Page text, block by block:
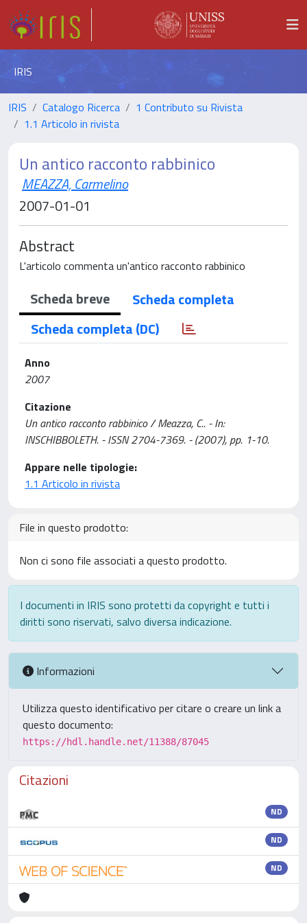
IRIS
IRIS Catalogo Ricerca
1 Contributo su Rivista
1.1 Articolo in rivista
Un antico racconto rabbinico
MEAZZA, Carmelino
2007-01-01
Abstract
L'articolo commenta un'antico racconto rabbinico
Scheda breve
Scheda completa
Scheda completa (DC)
Anno
2007
Citazione
Un antico racconto rabbinico / Meazza, C.. - In:
INSCHIBBOLETH. - ISSN 2704-7369. - (2007), pp. 1-10.
Appare nelle tipologie:
1.1 Articolo in rivista
File in questo prodotto:
Non ci sono file associati a questo prodotto.
I documenti in IRIS sono protetti da copyright e tutti i
diritti sono riservati, salvo diversa indicazione.
Informazioni
Utilizza questo identificativo per citare o creare un link a
questo documento:
https://hdl.handle.net/11388/87045
Citazioni
ND
ND
ND